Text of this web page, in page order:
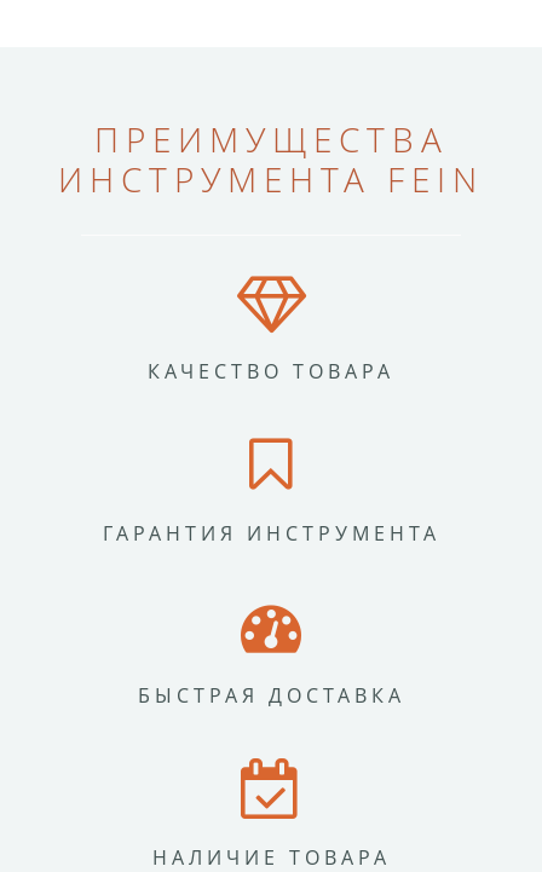
ПРЕИМУЩЕСТВА
ИНСТРУМЕНТА FEIN
КАЧЕСТВО ТОВАРА
ГАРАНТИЯ ИНСТРУМЕНТА
БЫСТРАЯ ДОСТАВКА
НАЛИЧИЕ ТОВАРА